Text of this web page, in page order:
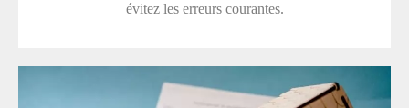
évitez les erreurs courantes.